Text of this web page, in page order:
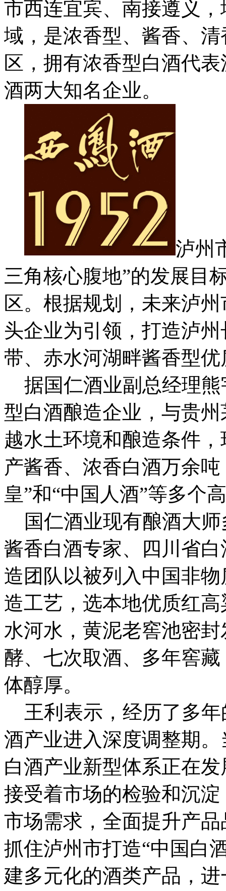
市西连宜宾、南接遵义
域，是浓香型、酱香、
区，拥有浓香型白酒代
酒两大知名企业。
泸州
三角核心腹地”的发展目
区。根据规划，未来泸
头企业为引领，打造泸
带、赤水河湖畔酱香型
据国仁酒业副总经理熊
型白酒酿造企业，与贵
越水土环境和酿造条件
产酱香、浓香白酒万余
皇”和“中国人酒”等多个
国仁酒业现有酿酒大师
酱香白酒专家、四川省
造团队以被列入中国非
造工艺，选本地优质红
水河水，黄泥老窖池密
酵、七次取酒、多年窖
体醇厚。
王利表示，经历了多年
酒产业进入深度调整期
白酒产业新型体系正在
接受着市场的检验和沉
市场需求，全面提升产
抓住泸州市打造“中国白
建多元化的酒类产品，